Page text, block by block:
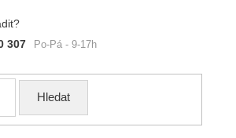
307
Hledat